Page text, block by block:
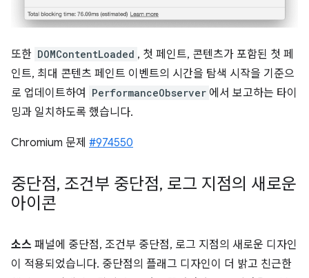
또한 DOMContentLoaded , 첫 페인트, 콘텐츠가 포함된 첫 페
인트, 최대 콘텐츠 페인트 이벤트의 시간을 탐색 시작을 기준으
로 업데이트하여
PerformanceObserver 에서 보고하는 타이
밍과 일치하도록 했습니다.
Chromium 문제 #974550
중단점, 조건부 중단점, 로그 지점의 새로운
아이콘
소스 패널에 중단점, 조건부 중단점, 로그 지점의 새로운 디자인
이 적용되었습니다. 중단점의 플래그 디자인이 더 밝고 친근한